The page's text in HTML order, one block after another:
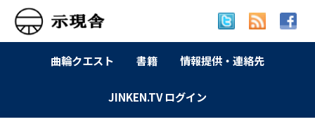
曲輪クエスト 書籍 情報提供・連絡先
JINKEN.TV ログイン